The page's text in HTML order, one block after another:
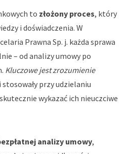
to złożony proces, który
i doświadczenia. W
Prawna Sp. j. każda sprawa
– od analizy umowy po
Kluczowe jest zrozumienie
przy udzielaniu
wykazać ich nieuczciwe
analizy umowy,